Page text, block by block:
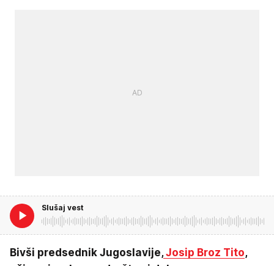
Slušaj vest
Bivši predsednik Jugoslavije,Josip Broz Tito,